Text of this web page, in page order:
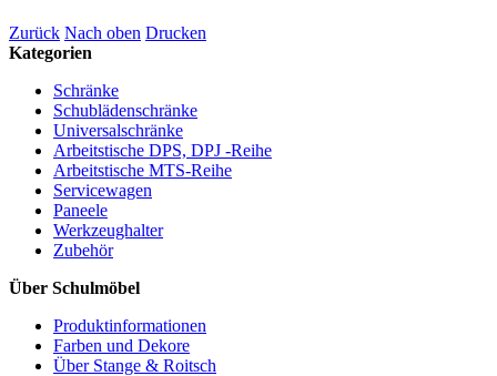
Zurück Nach oben Drucken
Kategorien
Schränke
Schublädenschränke
Universalschränke
Arbeitstische DPS, DPJ -Reihe
Arbeitstische MTS-Reihe
Servicewagen
Paneele
Werkzeughalter
Zubehör
Über Schulmöbel
Produktinformationen
Farben und Dekore
Über Stange & Roitsch